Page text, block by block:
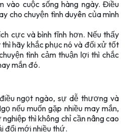
vào cuộc sống hàng ngày. Điều
cho chuyện tình duyên của mình
cực và bình tĩnh hơn. Nếu thấy
hãy khắc phục nó và đối xử tốt
tình cảm thuận lợi thì chắc
mắn đó.
ngọt ngào, sự dễ thương và
nếu muốn gặp nhiều may mắn,
thì không chỉ cần nâng cao
đổi mới nhiều thứ.